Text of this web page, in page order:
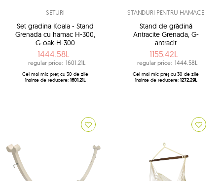
SETURI
Set gradina Koala - Stand
Grenada cu hamac H-300,
G-oak-H-300
1444.58L
regular price: 1601.21L
Cel mai mic preț cu 30 de zile
înainte de reducere: 1601.21L
STANDURI PENTRU HAMACE
Stand de grădină
Antracite Grenada, G-
antracit
1155.42L
regular price: 1444.58L
Cel mai mic preț cu 30 de zile
înainte de reducere: 1272.29L